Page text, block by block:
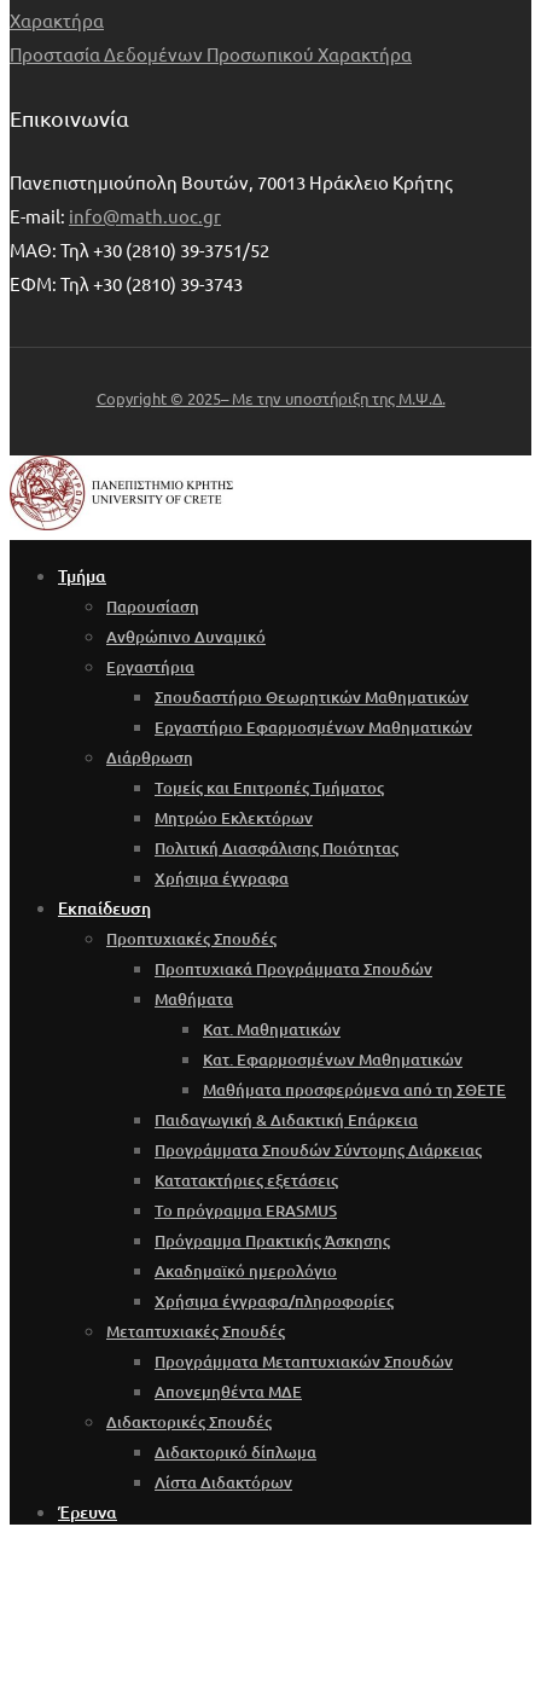
Χαρακτήρα
Προστασία Δεδομένων Προσωπικού Χαρακτήρα
Επικοινωνία
Πανεπιστημιούπολη Βουτών, 70013 Ηράκλειο Κρήτης
E-mail: info@math.uoc.gr
ΜΑΘ: Τηλ +30 (2810) 39-3751/52
ΕΦΜ: Τηλ +30 (2810) 39-3743
Copyright © 2025– Με την υποστήριξη της Μ.Ψ.Δ.
Τμήμα
Παρουσίαση
Ανθρώπινο Δυναμικό
Εργαστήρια
Σπουδαστήριο Θεωρητικών Μαθηματικών
Εργαστήριο Εφαρμοσμένων Μαθηματικών
Διάρθρωση
Τομείς και Επιτροπές Τμήματος
Μητρώο Εκλεκτόρων
Πολιτική Διασφάλισης Ποιότητας
Χρήσιμα έγγραφα
Εκπαίδευση
Προπτυχιακές Σπουδές
Προπτυχιακά Προγράμματα Σπουδών
Μαθήματα
Κατ. Μαθηματικών
Κατ. Εφαρμοσμένων Μαθηματικών
Μαθήματα προσφερόμενα από τη ΣΘΕΤΕ
Παιδαγωγική & Διδακτική Επάρκεια
Προγράμματα Σπουδών Σύντομης Διάρκειας
Κατατακτήριες εξετάσεις
Το πρόγραμμα ERASMUS
Πρόγραμμα Πρακτικής Άσκησης
Ακαδημαϊκό ημερολόγιο
Χρήσιμα έγγραφα/πληροφορίες
Μεταπτυχιακές Σπουδές
Προγράμματα Μεταπτυχιακών Σπουδών
Απονεμηθέντα ΜΔΕ
Διδακτορικές Σπουδές
Διδακτορικό δίπλωμα
Λίστα Διδακτόρων
Έρευνα